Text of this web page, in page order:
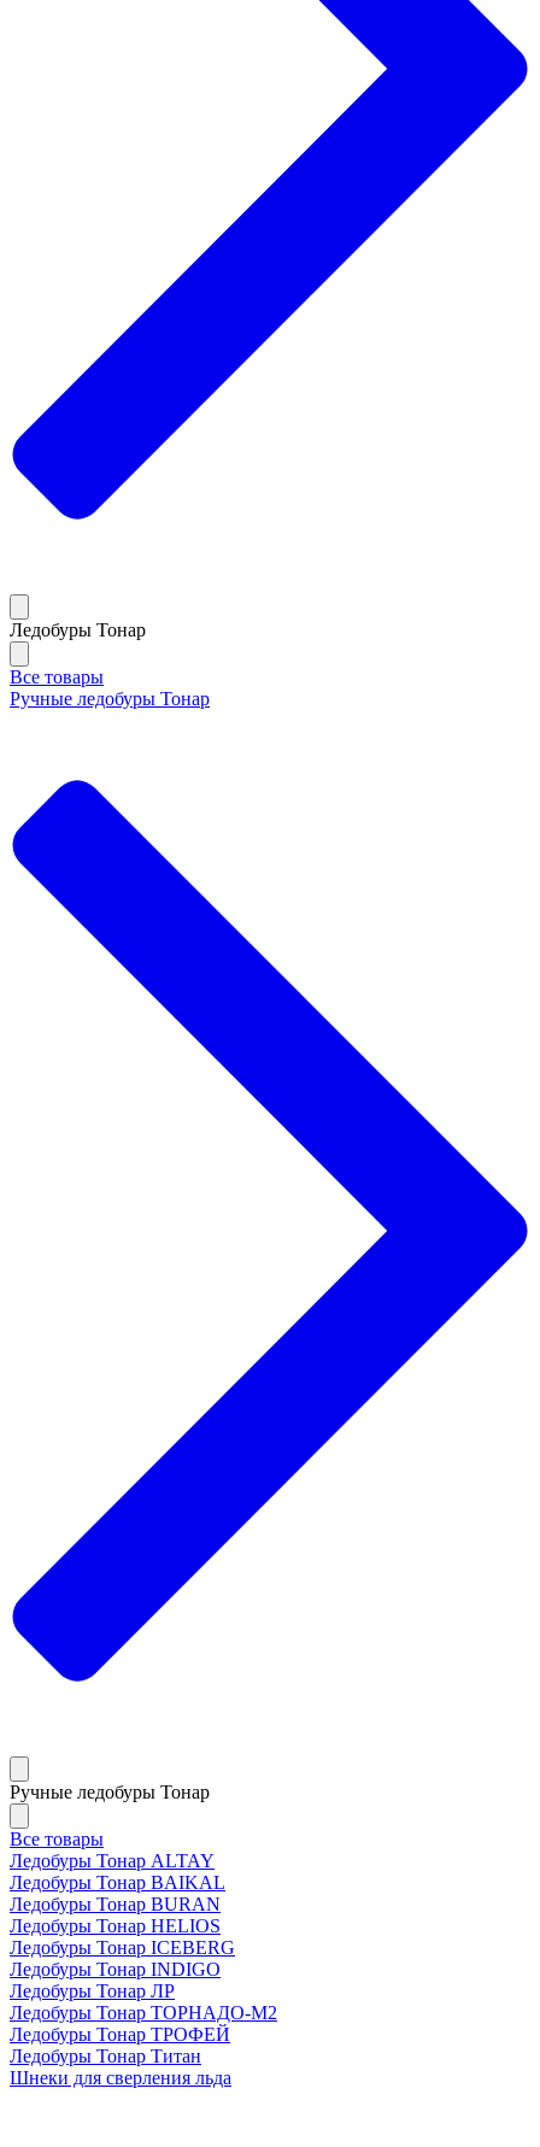
Ледобуры Тонар
Все товары
Ручные ледобуры Тонар
Ручные ледобуры Тонар
Все товары
Ледобуры Тонар ALTAY
Ледобуры Тонар BAIKAL
Ледобуры Тонар BURAN
Ледобуры Тонар HELIOS
Ледобуры Тонар ICEBERG
Ледобуры Тонар INDIGO
Ледобуры Тонар ЛР
Ледобуры Тонар ТОРНАДО-М2
Ледобуры Тонар ТРОФЕЙ
Ледобуры Тонар Титан
Шнеки для сверления льда